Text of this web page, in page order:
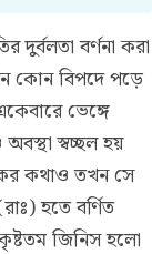
দুর্বলতা বর্ণনা করা
কোন বিপদে পড়ে
ভেঙ্গে
স্বচ্ছল হয়
কথাও তখন সে
হতে বর্ণিত
জিনিস হলো